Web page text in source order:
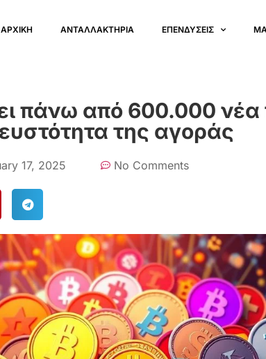
ΑΡΧΙΚΗ ΑΝΤΑΛΛΑΚΤΗΡΙΑ ΕΠΕΝΔΥΣΕΙΣ
πάνω από 600.000 νέα
της αγοράς
17, 2025 No Comments